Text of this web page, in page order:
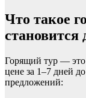
Что такое
становится
Горящий тур — это
цене за 1–7 дней
предложений: